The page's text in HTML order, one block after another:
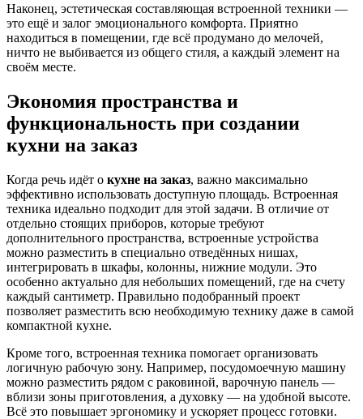
Наконец, эстетическая составляющая встроенной техники —
это ещё и залог эмоционального комфорта. Приятно
находиться в помещении, где всё продумано до мелочей,
ничто не выбивается из общего стиля, а каждый элемент на
своём месте.
Экономия пространства и
функциональность при создании
кухни на заказ
Когда речь идёт о кухне на заказ, важно максимально
эффективно использовать доступную площадь. Встроенная
техника идеально подходит для этой задачи. В отличие от
отдельно стоящих приборов, которые требуют
дополнительного пространства, встроенные устройства
можно разместить в специально отведённых нишах,
интегрировать в шкафы, колонны, нижние модули. Это
особенно актуально для небольших помещений, где на счету
каждый сантиметр. Правильно подобранный проект
позволяет разместить всю необходимую технику даже в самой
компактной кухне.
Кроме того, встроенная техника помогает организовать
логичную рабочую зону. Например, посудомоечную машину
можно разместить рядом с раковиной, варочную панель —
вблизи зоны приготовления, а духовку — на удобной высоте.
Всё это повышает эргономику и ускоряет процесс готовки.